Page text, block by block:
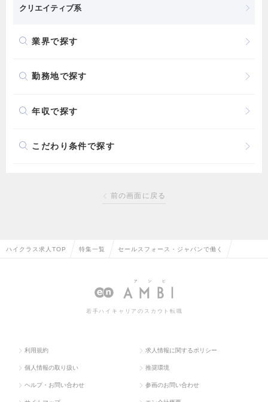
クリエイティブ系
業界で探す
勤務地で探す
年収で探す
こだわり条件で探す
前の画面に戻る
ハイクラス求人TOP 特集一覧 セールスフォース・ジャパンで働く
若手ハイキャリアのスカウト転職
利用規約 求人情報に関するポリシー
個人情報の取り扱い 推奨環境
ヘルプ・お問い合わせ 参画のお問い合わせ